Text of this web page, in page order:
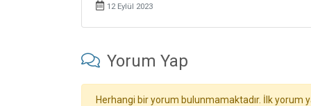
12 Eylül 2023
Yorum Yap
Herhangi bir yorum bulunmamaktadır. İlk yorum